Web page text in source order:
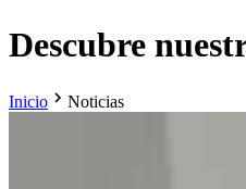
Descubre
Inicio Noticias